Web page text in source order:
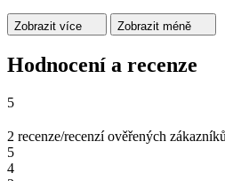
Zobrazit více Zobrazit méně
Hodnocení a recenze
5
2 recenze/recenzí ověřených zákazníků
5
4